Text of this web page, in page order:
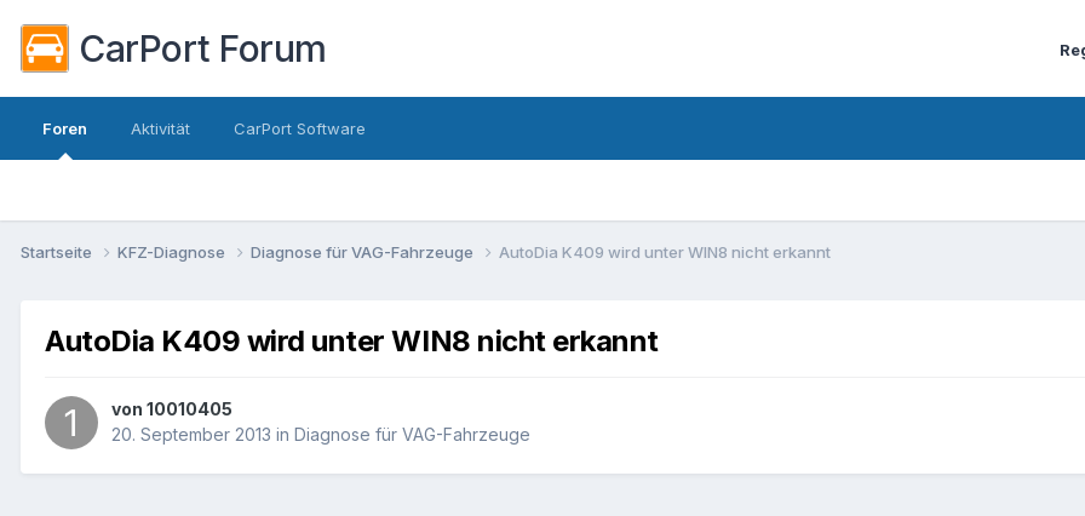
CarPort Forum
Foren Aktivität CarPort Software
Startseite KFZ-Diagnose Diagnose für VAG-Fahrzeuge AutoDia K409 wird unter WIN8 nicht erkannt
AutoDia K409 wird unter WIN8 nicht erkannt
von 10010405
20. September 2013 in Diagnose für VAG-Fahrzeuge